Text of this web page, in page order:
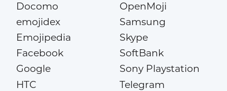
Docomo
emojidex
Emojipedia
Facebook
Google
HTC
OpenMoji
Samsung
Skype
SoftBank
Sony Playstation
Telegram